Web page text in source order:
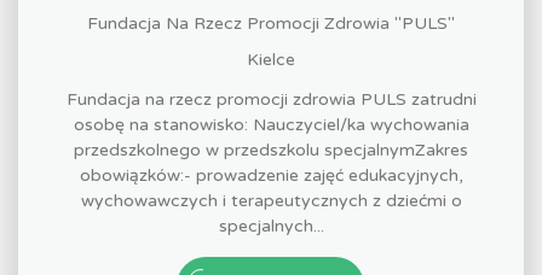
Fundacja Na Rzecz Promocji Zdrowia "PULS"
Kielce
Fundacja na rzecz promocji zdrowia PULS zatrudni
osobę na stanowisko: Nauczyciel/ka wychowania
przedszkolnego w przedszkolu specjalnymZakres
obowiązków:- prowadzenie zajęć edukacyjnych,
wychowawczych i terapeutycznych z dziećmi o
specjalnych...